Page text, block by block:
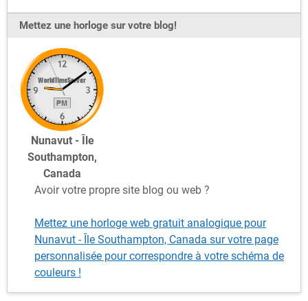
Mettez une horloge sur votre blog!
Nunavut - Île
Southampton,
Canada
Avoir votre propre site blog ou web ?
Mettez une horloge web gratuit analogique pour
Nunavut - Île Southampton, Canada sur votre page
personnalisée pour correspondre à votre schéma de
couleurs !